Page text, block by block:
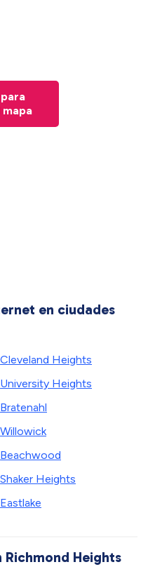
en ciudades
Cleveland Heights
University Heights
Bratenahl
Willowick
Beachwood
Shaker Heights
Eastlake
Richmond Heights